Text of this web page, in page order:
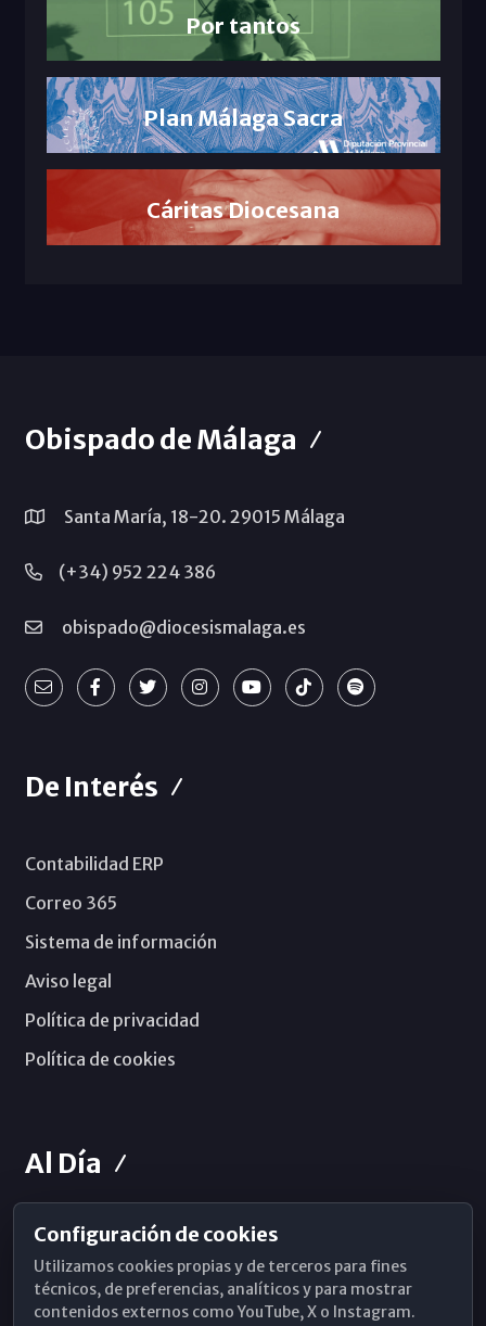
Por tantos
Plan Málaga Sacra
Cáritas Diocesana
Obispado de Málaga
Santa María, 18-20. 29015 Málaga
(+34) 952 224 386
obispado@diocesismalaga.es
De Interés
Contabilidad ERP
Correo 365
Sistema de información
Aviso legal
Política de privacidad
Política de cookies
Al Día
Horarios de Misa
Hemeroteca
WhatsApp
Configuración de cookies
Utilizamos cookies propias y de terceros para fines
técnicos, de preferencias, analíticos y para mostrar
contenidos externos como YouTube, X o Instagram.